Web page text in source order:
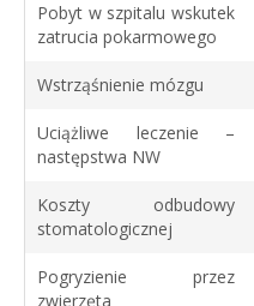
Pobyt w szpitalu wskutek
zatrucia pokarmowego
Wstrząśnienie mózgu
Uciążliwe leczenie –
następstwa NW
Koszty odbudowy
stomatologicznej
Pogryzienie przez
zwierzęta